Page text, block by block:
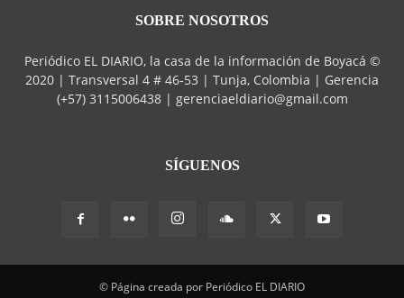
SOBRE NOSOTROS
Periódico EL DIARIO, la casa de la información de Boyacá ©
2020 | Transversal 4 # 46-53 | Tunja, Colombia | Gerencia
(+57) 3115006438 | gerenciaeldiario@gmail.com
SÍGUENOS
© Página creada por Periódico EL DIARIO